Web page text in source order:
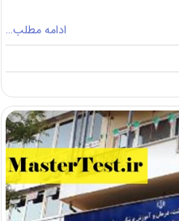
ادامه مطلب…